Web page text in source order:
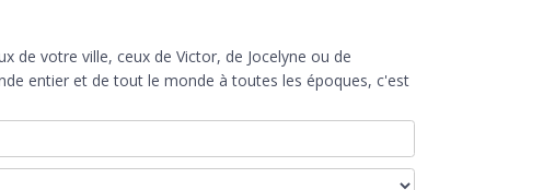
de votre ville, ceux de Victor, de Jocelyne ou de
entier et de tout le monde à toutes les époques, c'est